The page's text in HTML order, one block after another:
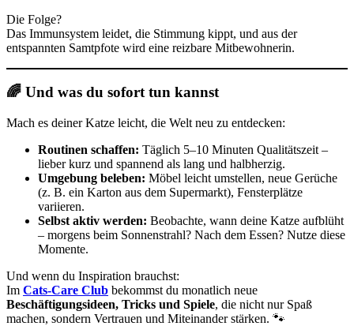
Die Folge?
Das Immunsystem leidet, die Stimmung kippt, und aus der
entspannten Samtpfote wird eine reizbare Mitbewohnerin.
🌈 Und was du sofort tun kannst
Mach es deiner Katze leicht, die Welt neu zu entdecken:
Routinen schaffen: Täglich 5–10 Minuten Qualitätszeit –
lieber kurz und spannend als lang und halbherzig.
Umgebung beleben: Möbel leicht umstellen, neue Gerüche
(z. B. ein Karton aus dem Supermarkt), Fensterplätze
variieren.
Selbst aktiv werden: Beobachte, wann deine Katze aufblüht
– morgens beim Sonnenstrahl? Nach dem Essen? Nutze diese
Momente.
Und wenn du Inspiration brauchst:
Im Cats-Care Club bekommst du monatlich neue
Beschäftigungsideen, Tricks und Spiele, die nicht nur Spaß
machen, sondern Vertrauen und Miteinander stärken. 🐾